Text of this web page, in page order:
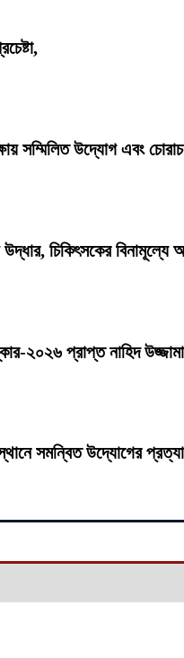
সম্মিলিত উদ্যোগ এবং
উদ্ধার, চিকিৎসকের বিনামূল্যে
২০২৬ প্রাপ্ত নাহিদ
সমন্বিত উদ্যোগের